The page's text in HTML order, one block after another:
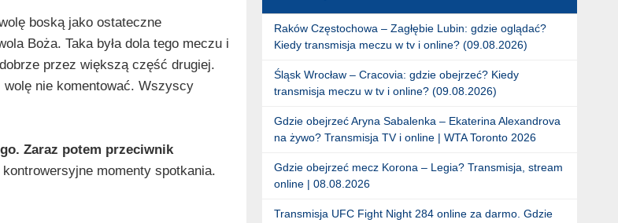
boską jako ostateczne
Boża. Taka była dola tego meczu i
przez większą część drugiej.
wolę nie komentować. Wszyscy
Zaraz potem przeciwnik
momenty spotkania.
Raków Częstochowa – Zagłębie Lubin: gdzie oglądać?
Kiedy transmisja meczu w tv i online? (09.08.2026)
Śląsk Wrocław – Cracovia: gdzie obejrzeć? Kiedy
transmisja meczu w tv i online? (09.08.2026)
Gdzie obejrzeć Aryna Sabalenka – Ekaterina Alexandrova
na żywo? Transmisja TV i online | WTA Toronto 2026
Gdzie obejrzeć mecz Korona – Legia? Transmisja, stream
online | 08.08.2026
Transmisja UFC Fight Night 284 online za darmo. Gdzie